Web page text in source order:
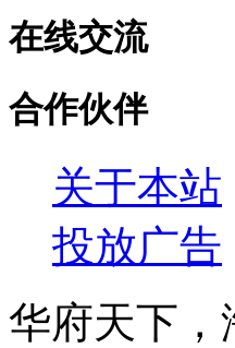
在线交流
合作伙伴
关于本站
投放广告
华府天下，